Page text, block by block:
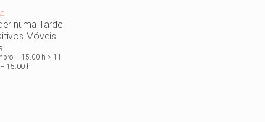
numa Tarde |
Móveis
– 15.00 h > 11
15.00 h